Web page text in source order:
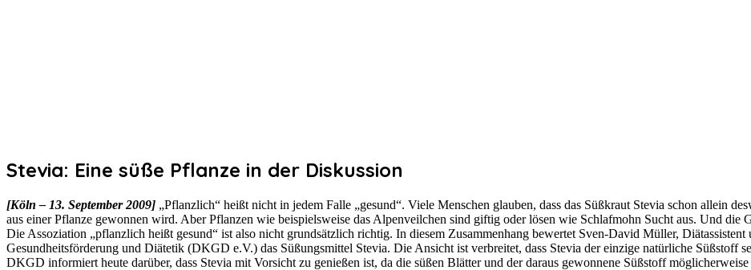
Stevia: Eine süße Pflanze in der Diskussion
[Köln – 13. September 2009] „Pflanzlich“ heißt nicht in jedem Falle „gesund“. Viele Menschen glauben, dass das Süßkraut Stevia schon allein
aus einer Pflanze gewonnen wird. Aber Pflanzen wie beispielsweise das Alpenveilchen sind giftig oder lösen wie Schlafmohn Sucht aus. Und
Die Assoziation „pflanzlich heißt gesund“ ist also nicht grundsätzlich richtig. In diesem Zusammenhang bewertet Sven-David Müller,
Gesundheitsförderung und Diätetik (DKGD e.V.) das Süßungsmittel Stevia. Die Ansicht ist verbreitet, dass Stevia der einzige natürliche Süßstoff
DKGD informiert heute darüber, dass Stevia mit Vorsicht zu genießen ist, da die süßen Blätter und der daraus gewonnene Süßstoff